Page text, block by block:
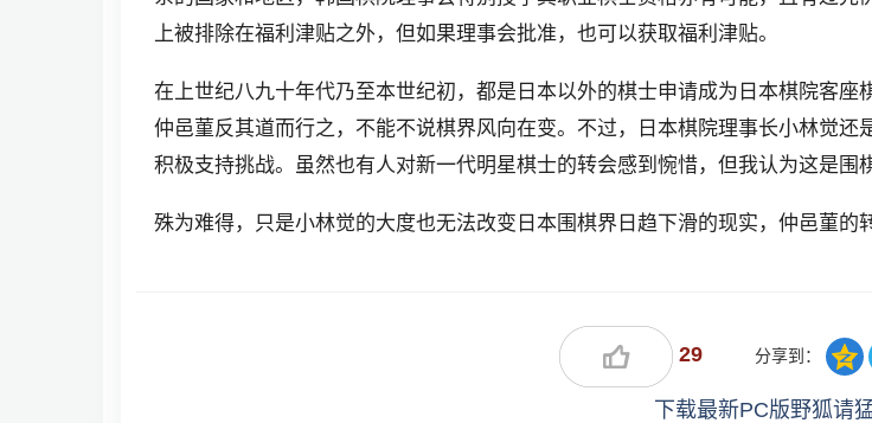
上被排除在福利津贴之外，但如果理事会批准，也可以获取福利津贴。
在上世纪八九十年代乃至本世纪初，都是日本以外的棋士申请成为日本棋院客
仲邑菫反其道而行之，不能不说棋界风向在变。不过，日本棋院理事长小林觉还
积极支持挑战。虽然也有人对新一代明星棋士的转会感到惋惜，但我认为这是
殊为难得，只是小林觉的大度也无法改变日本围棋界日趋下滑的现实，仲邑菫的
29 分享到：
下载最新PC版野狐请